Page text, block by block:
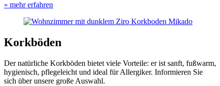
» mehr erfahren
Korkböden
Der natürliche Korkböden bietet viele Vorteile: er ist sanft, fußwarm,
hygienisch, pflegeleicht und ideal für Allergiker. Informieren Sie
sich über unsere große Auswahl.